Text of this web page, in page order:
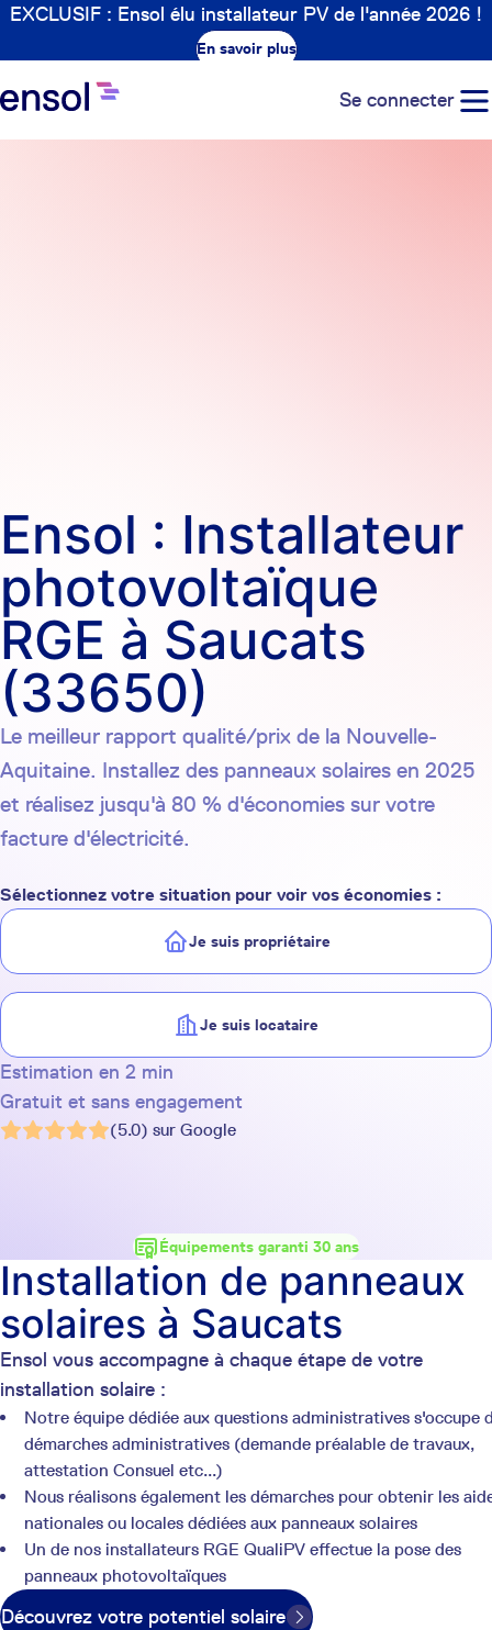
EXCLUSIF : Ensol élu installateur PV de l'année 2026 !
En savoir plus
Se connecter
Ensol : Installateur
photovoltaïque
RGE à Saucats
(33650)
Le meilleur rapport qualité/prix de la Nouvelle-
Aquitaine. Installez des panneaux solaires en 2025
et réalisez jusqu'à 80 % d'économies sur votre
facture d'électricité.
Sélectionnez votre situation pour voir vos économies :
Je suis propriétaire
Je suis locataire
Estimation en 2 min
Gratuit et sans engagement
(5.0) sur Google
Équipements garanti 30 ans
Ensol vous accompagne à chaque étape de votre
installation solaire :
Notre équipe dédiée aux questions administratives s'occupe
démarches administratives (demande préalable de travaux,
attestation Consuel etc...)
Nous réalisons également les démarches pour obtenir les
nationales ou locales dédiées aux panneaux solaires
Un de nos installateurs RGE QualiPV effectue la pose des
panneaux photovoltaïques
Découvrez votre potentiel solaire
Installation de panneaux
solaires à Saucats